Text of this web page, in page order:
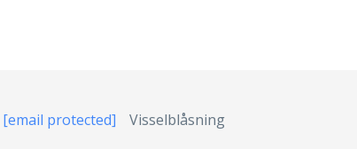
[email protected] Visselblåsning